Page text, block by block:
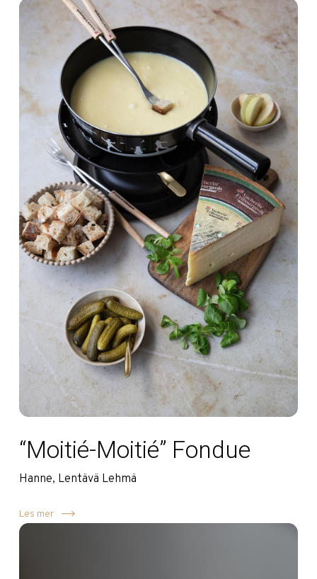
“Moitié-Moitié” Fondue
Hanne, Lentävä Lehmä
Les mer